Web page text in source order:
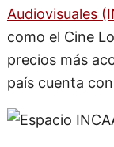
Audiovisuales
como el Cine
precios más
país cuenta